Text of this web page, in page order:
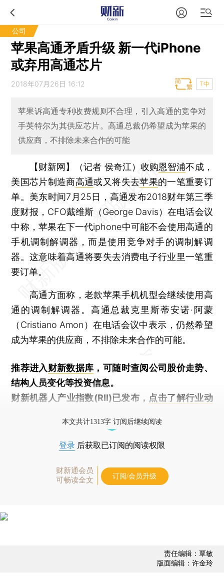
公司
苹果高通矛盾升级 新一代iPhone
或弃用高通芯片
2018年07月26日 16:12 T中
苹果诉高通专利收费规则不合理，引入高通的竞争对
手英特尔为其供应芯片。高通总裁仍希望成为苹果的
供应商，不排除未来合作的可能
【财新网】（记者 侯奇江） 收购恩智浦不成，
美国芯片制造商高通或又将失去苹果的一笔重要订
单。美东时间7月25日，高通发布2018财年第三季
度财报，CFO戴维斯（George Davis）在电话会议
中称，苹果在下一代iphone中可能不会使用高通的
手机调制解调器，而是使用竞争对手的调制解调
器。这意味着高通将要失去消费电子行业里一笔重
要订单。
高通方面称，老款苹果手机机型会继续使用高
通的调制解调器。高通总裁克里斯蒂安诺·阿蒙
（Cristiano Amon）在电话会议中表示，仍然希望
成为苹果的供应商，不排除未来合作的可能。
推荐进入财新数据库 ，可随时查阅公司股价走势、
结构人员变化等投资信息。
财新机器人产业指数(RII)已发布， 点击了解行业动
本文共计1313字 订阅后继续阅读
登录 后获取已订阅的阅读权限
财新通会员
可畅读全文
订阅/会员升级
责任编辑：覃敏
版面编辑：许金玲